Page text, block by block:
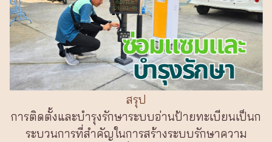
สรุป
การติดตั้งและบำรุงรักษาระบบอ่านป้ายทะเบียนเป็นก
ระบวนการที่สำคัญในการสร้างระบบรักษาความ